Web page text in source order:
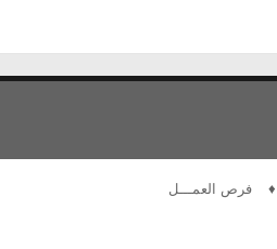
♦ فرص العمـــل